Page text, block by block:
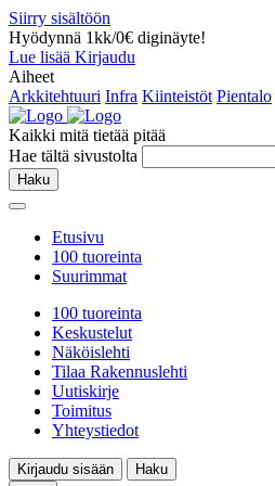
Siirry sisältöön
Hyödynnä 1kk/0€ diginäyte!
Lue lisää Kirjaudu
Aiheet
Arkkitehtuuri Infra Kiinteistöt Pientalo
Kaikki mitä tietää pitää
Hae tältä sivustolta
Haku
Etusivu
100 tuoreinta
Suurimmat
100 tuoreinta
Keskustelut
Näköislehti
Tilaa Rakennuslehti
Uutiskirje
Toimitus
Yhteystiedot
Kirjaudu sisään
Haku